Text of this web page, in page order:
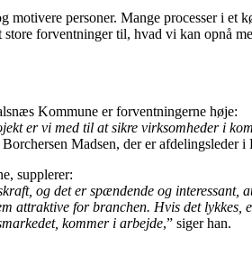
personer. Mange processer i et
forventninger til, hvad vi kan opnå
Kommune er forventningerne høje:
er vi med til at sikre virksomheder i
Madsen, der er afdelingsleder
supplerer:
og det er spændende og
attraktive for branchen. Hvis det
kommer i arbejde,” siger han.